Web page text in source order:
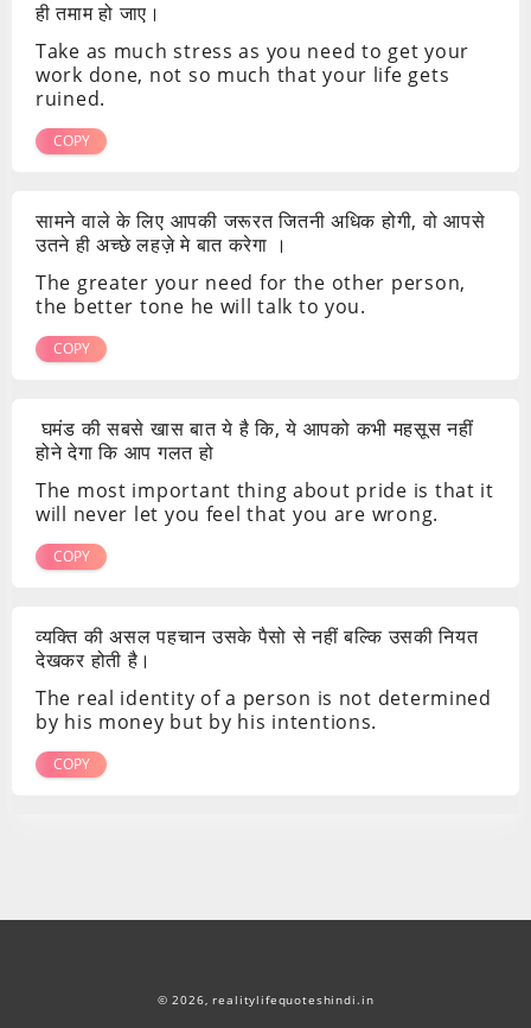
ही तमाम हो जाए।
Take as much stress as you need to get your
work done, not so much that your life gets
ruined.
COPY
सामने वाले के लिए आपकी जरूरत जितनी अधिक होगी, वो आपसे
उतने ही अच्छे लहज़े मे बात करेगा ।
The greater your need for the other person,
the better tone he will talk to you.
COPY
घमंड की सबसे खास बात ये है कि, ये आपको कभी महसूस नहीं
होने देगा कि आप गलत हो
The most important thing about pride is that it
will never let you feel that you are wrong.
COPY
व्यक्ति की असल पहचान उसके पैसो से नहीं बल्कि उसकी नियत
देखकर होती है।
The real identity of a person is not determined
by his money but by his intentions.
COPY
© 2026,realitylifequoteshindi.in